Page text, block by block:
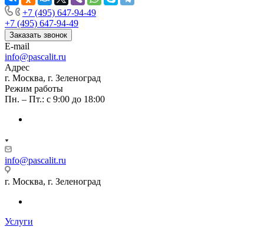
+7 (495) 647-94-49
+7 (495) 647-94-49
Заказать звонок
E-mail
info@pascalit.ru
Адрес
г. Москва, г. Зеленоград
Режим работы
Пн. – Пт.: с 9:00 до 18:00
info@pascalit.ru
г. Москва, г. Зеленоград
Услуги